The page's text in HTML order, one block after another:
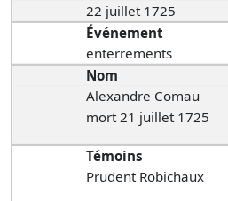
22 juillet 1725
Événement
enterrements
Nom
Alexandre Comau
mort 21 juillet 1725
Témoins
Prudent Robichaux